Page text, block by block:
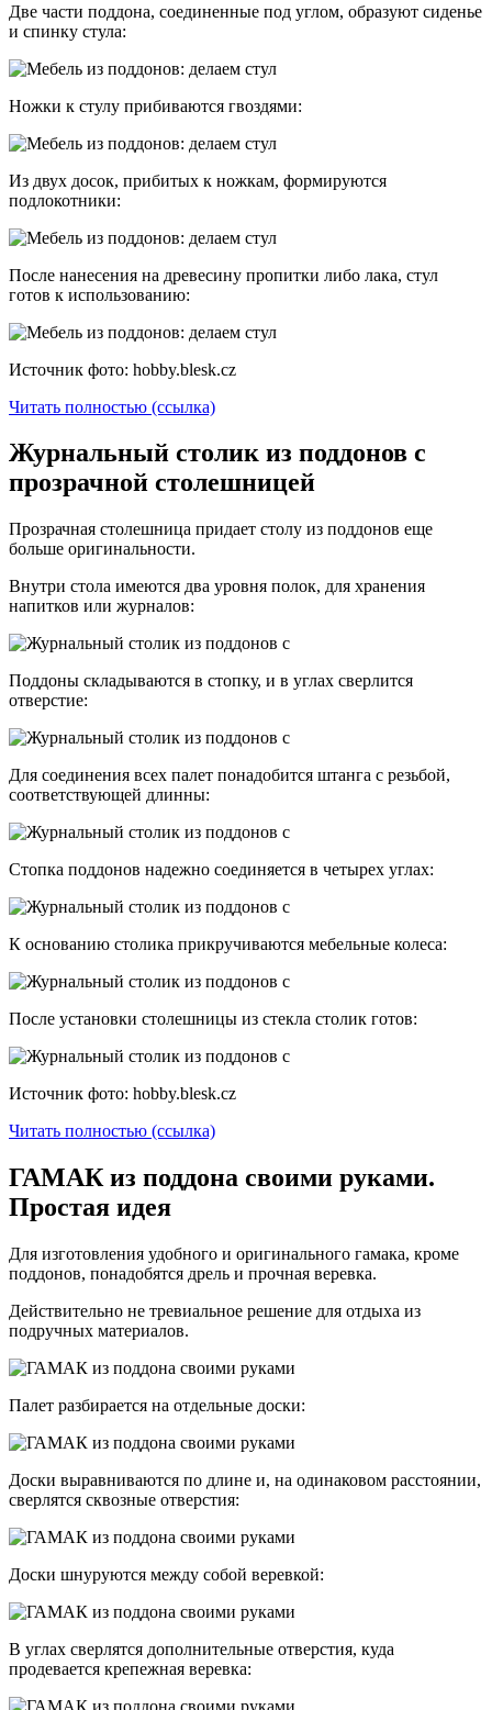
Две части поддона, соединенные под углом, образуют сиденье
и спинку стула:
Ножки к стулу прибиваются гвоздями:
Из двух досок, прибитых к ножкам, формируются
подлокотники:
После нанесения на древесину пропитки либо лака, стул
готов к использованию:
Источник фото: hobby.blesk.cz
Читать полностью (ссылка)
Журнальный столик из поддонов с
прозрачной столешницей
Прозрачная столешница придает столу из поддонов еще
больше оригинальности.
Внутри стола имеются два уровня полок, для хранения
напитков или журналов:
Поддоны складываются в стопку, и в углах сверлится
отверстие:
Для соединения всех палет понадобится штанга с резьбой,
соответствующей длинны:
Стопка поддонов надежно соединяется в четырех углах:
К основанию столика прикручиваются мебельные колеса:
После установки столешницы из стекла столик готов:
Источник фото: hobby.blesk.cz
Читать полностью (ссылка)
ГАМАК из поддона своими руками.
Простая идея
Для изготовления удобного и оригинального гамака, кроме
поддонов, понадобятся дрель и прочная веревка.
Действительно не тревиальное решение для отдыха из
подручных материалов.
Палет разбирается на отдельные доски:
Доски выравниваются по длине и, на одинаковом расстоянии,
сверлятся сквозные отверстия:
Доски шнуруются между собой веревкой:
В углах сверлятся дополнительные отверстия, куда
продевается крепежная веревка: